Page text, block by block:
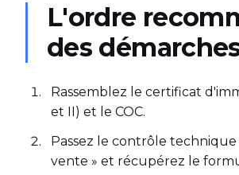
L'ordre
des
Rassemblez le certificat
et II) et le COC.
Passez le contrôle technique
vente » et récupérez le